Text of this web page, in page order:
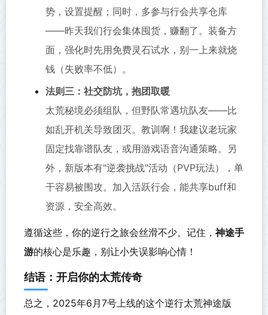
势，设置提醒；同时，多参与行会共享仓库
——昨天我们行会集体囤货，赚翻了。装备方
面，强化时先用免费灵石试水，别一上来就烧
钱（失败率不低）。
法则三：社交防坑，抱团取暖
太荒秘境必须组队，但野队常遇坑队友——比
如乱开机关导致团灭。教训啊！我建议老玩家
固定找靠谱队友，或用游戏语音沟通策略。另
外，新版本有"逆袭挑战"活动（PVP玩法），单
干容易被围攻。加入活跃行会，能共享buff和
资源，安全高效。
遵循这些，你的逆行之旅会丝滑不少。记住， 神途手
游的核心是乐趣，别让小失误影响心情！
结语：开启你的太荒传奇
总之，2025年6月7号上线的这个逆行太荒神途版